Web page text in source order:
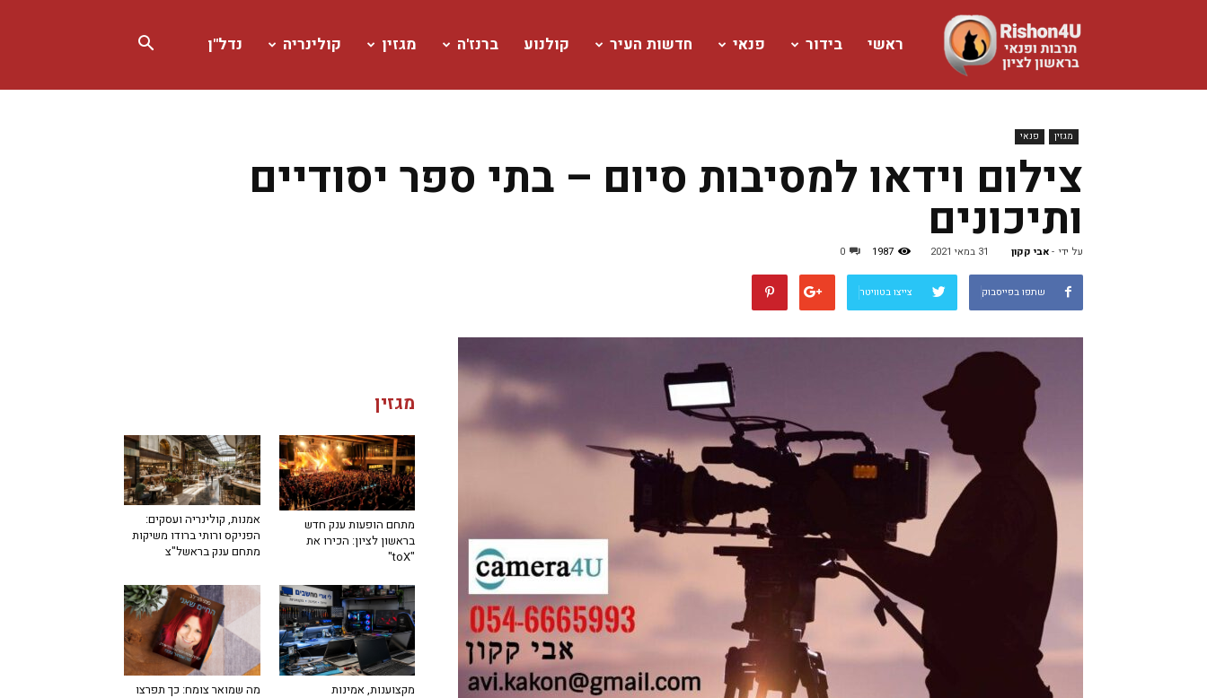
www.rishon4u.co.il
ראשי בידור פנאי חדשות העיר קולנוע ברנז'ה מגזין קולינריה נדל"ן
מגזין פנאי
צילום וידאו למסיבות סיום – בתי ספר יסודיים
ותיכונים
על ידי אבי קקון- 31 במאי 2021 1987
0
שתפו בפייסבוק צייצו בטוויטר
מגזין
אמנות, קולינריה ועסקים:
הפניקס ורותי ברודו משיקות
מתחם ענק בראשל"צ
מתחם הופעות ענק חדש
בראשון לציון: הכירו את
"toX"
מה שמואר צומח: כך תפרצו
מקצוענות, אמינות